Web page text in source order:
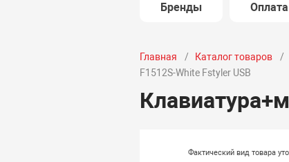
Бренды
Главная Каталог товаров
F1512S-White Fstyler USB
Фактический вид товара